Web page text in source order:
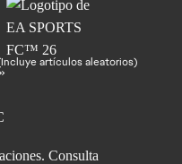
artículos aleatorios)
Consulta